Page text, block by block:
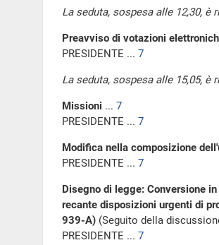
La seduta, sospesa alle 12,30, è
Preavviso di votazioni
PRESIDENTE ... 7
La seduta, sospesa alle 15,05, è
Missioni ... 7
PRESIDENTE ... 7
Modifica nella composizione
PRESIDENTE ... 7
Disegno di legge: Conversione
recante disposizioni urgenti di
939-A) (Seguito della
PRESIDENTE ... 7